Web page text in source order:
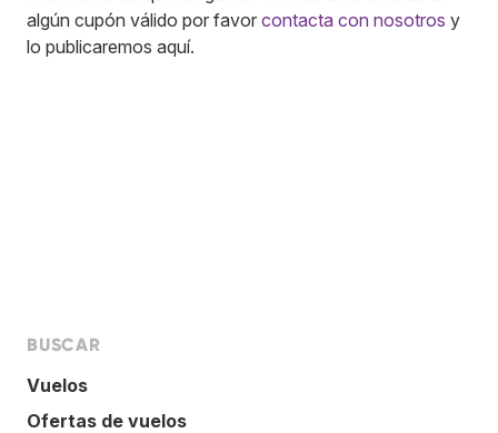
algún cupón válido por favor contacta con nosotros y
lo publicaremos aquí.
BUSCAR
Vuelos
Ofertas de vuelos